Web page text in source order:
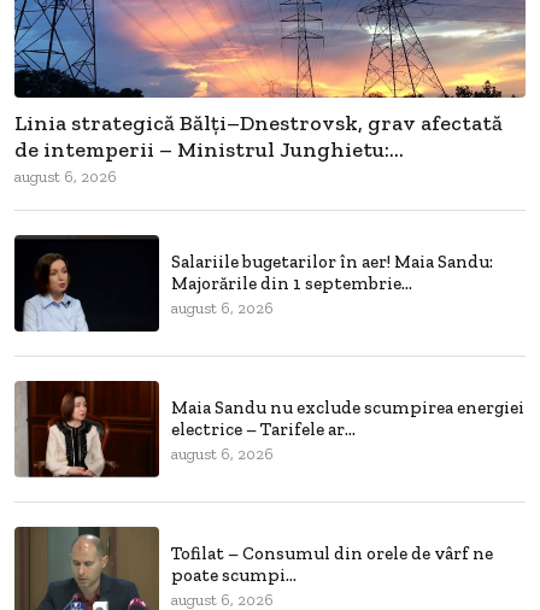
Linia strategică Bălți–Dnestrovsk, grav afectată
de intemperii – Ministrul Junghietu:...
august 6, 2026
Salariile bugetarilor în aer! Maia Sandu:
Majorările din 1 septembrie...
august 6, 2026
Maia Sandu nu exclude scumpirea energiei
electrice – Tarifele ar...
august 6, 2026
Tofilat – Consumul din orele de vârf ne
poate scumpi...
august 6, 2026